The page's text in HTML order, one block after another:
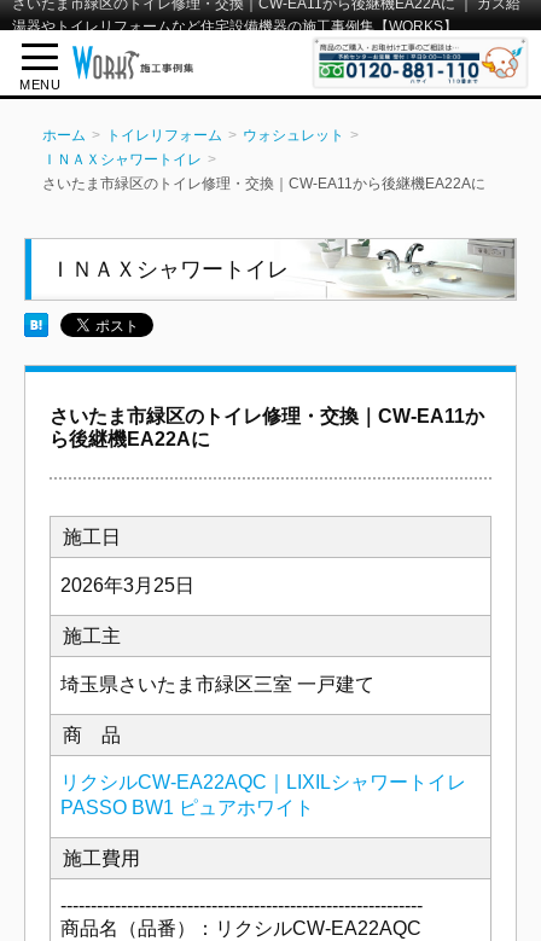
さいたま市緑区のトイレ修理・交換｜CW-EA11から後継機EA22Aに ｜ ガス給
湯器やトイレリフォームなど住宅設備機器の施工事例集【WORKS】
MENU
ホーム トイレリフォーム
ウォシュレット
ＩＮＡＸシャワートイレ
さいたま市緑区のトイレ修理・交換｜CW-EA11から後継機EA22Aに
ＩＮＡＸシャワートイレ
さいたま市緑区のトイレ修理・交換｜CW-EA11か
ら後継機EA22Aに
施工日
2026年3月25日
施工主
埼玉県さいたま市緑区三室 一戸建て
商 品
リクシルCW-EA22AQC｜LIXILシャワートイレ
PASSO BW1 ピュアホワイト
施工費用
------------------------------------------------------------
商品名（品番）：リクシルCW-EA22AQC